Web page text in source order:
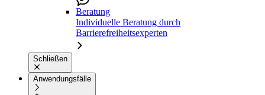
Beratung
Individuelle Beratung durch
Barrierefreiheitsexperten
Schließen
Anwendungsfälle